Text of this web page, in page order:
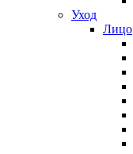
Уход
Лицо